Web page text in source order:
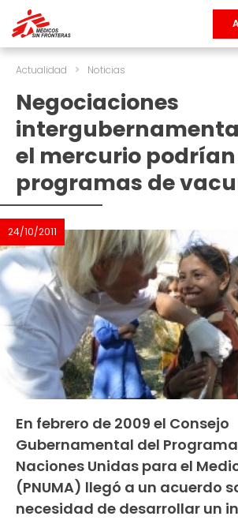
Actualidad > Noticias
Negociaciones
el mercurio
programas de
24/10/2011
En febrero de 2009 el Consejo
Gubernamental del
Naciones Unidas para el
(PNUMA) llegó a un acuerdo
necesidad de desarrollar un